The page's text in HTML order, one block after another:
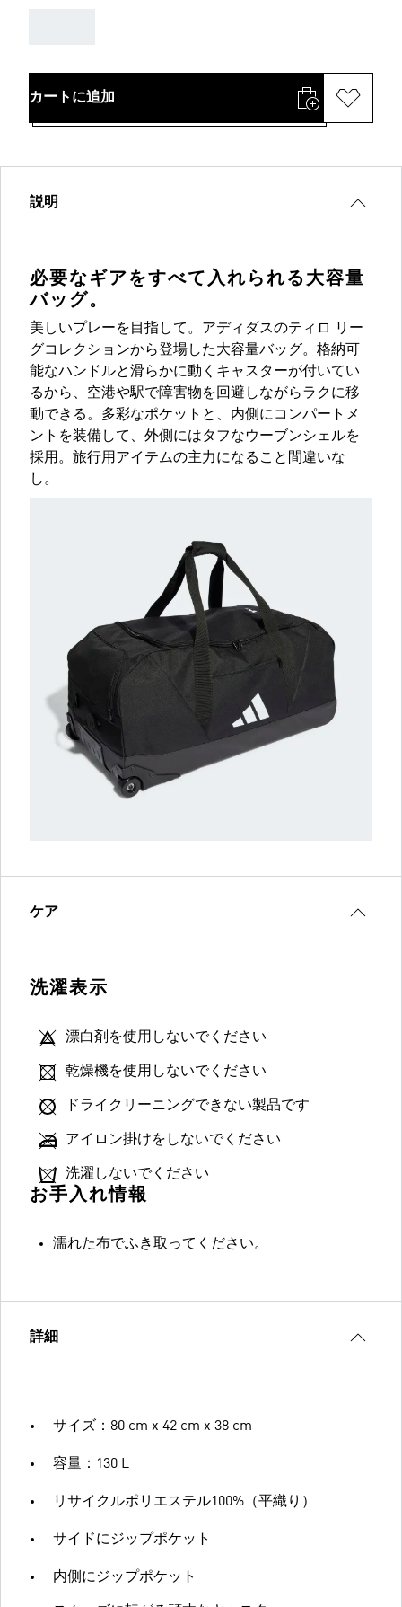
カートに追加
説明
必要なギアをすべて入れられる大容量
バッグ。
美しいプレーを目指して。アディダスのティロ リー
グコレクションから登場した大容量バッグ。格納可
能なハンドルと滑らかに動くキャスターが付いてい
るから、空港や駅で障害物を回避しながらラクに移
動できる。多彩なポケットと、内側にコンパートメ
ントを装備して、外側にはタフなウーブンシェルを
採用。旅行用アイテムの主力になること間違いな
し。
ケア
洗濯表示
漂白剤を使用しないでください
乾燥機を使用しないでください
ドライクリーニングできない製品です
アイロン掛けをしないでください
洗濯しないでください
お手入れ情報
濡れた布でふき取ってください。
詳細
サイズ：80 cm x 42 cm x 38 cm
容量：130 L
リサイクルポリエステル100%（平織り）
サイドにジップポケット
内側にジップポケット